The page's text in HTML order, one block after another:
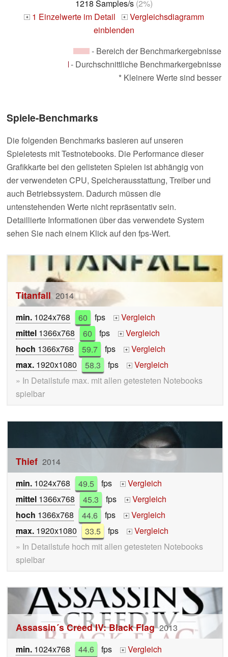
1218 Samples/s (2%)
+ 1 Einzelwerte im Detail + Vergleichsdiagramm
einblenden
- Bereich der Benchmarkergebnisse
- Durchschnittliche Benchmarkergebnisse
* Kleinere Werte sind besser
Spiele-Benchmarks
Die folgenden Benchmarks basieren auf unseren
Spieletests mit Testnotebooks. Die Performance dieser
Grafikkarte bei den gelisteten Spielen ist abhängig von
der verwendeten CPU, Speicherausstattung, Treiber und
auch Betriebssystem. Dadurch müssen die
untenstehenden Werte nicht repräsentativ sein.
Detaillierte Informationen über das verwendete System
sehen Sie nach einem Klick auf den fps-Wert.
Titanfall 2014
min. 1024x768 60 fps +
Vergleich
mittel 1366x768 60 fps +
Vergleich
hoch 1366x768 59.7 fps +
Vergleich
max. 1920x1080 58.3 fps +
Vergleich
» In Detailstufe max. mit allen getesteten Notebooks
spielbar
Thief 2014
min. 1024x768 49.5 fps +
Vergleich
mittel 1366x768 45.3 fps +
Vergleich
hoch 1366x768 44.6 fps +
Vergleich
max. 1920x1080 33.5 fps +
Vergleich
» In Detailstufe hoch mit allen getesteten Notebooks
spielbar
Assassin´s Creed IV: Black Flag 2013
min. 1024x768 44.6 fps +
Vergleich